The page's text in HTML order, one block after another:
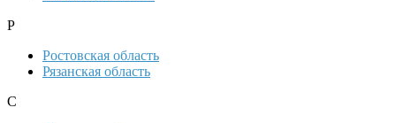
Р
Ростовская область
Рязанская область
С